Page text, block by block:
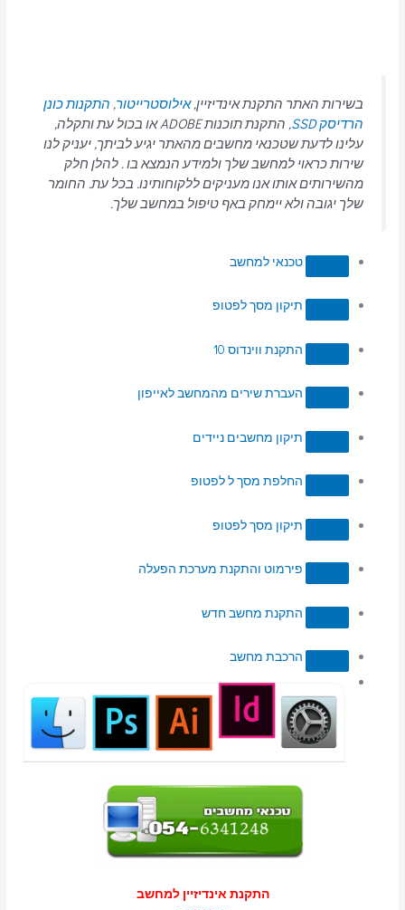
בשירות האתר התקנת אינדיזיין,אילוסטרייטור, התקנות כונן
הרדיסק SSD
, התקנת תוכנות ADOBE או בכול עת ותקלה,
עלינו לדעת שטכנאי מחשבים מהאתר יגיע לביתך, יעניק לנו
שירות כראוי למחשב שלך ולמידע הנמצא בו . להלן חלק
מהשירותים אותו אנו מעניקים ללקוחותינו. בכל עת. החומר
שלך יגובה ולא יימחק באף טיפול במחשב שלך.
טכנאי למחשב
תיקון מסך לפטופ
התקנת ווינדוס 10
העברת שירים מהמחשב לאייפון
תיקון מחשבים ניידים
החלפת מסך ל לפטופ
תיקון מסך לפטופ
פירמוט והתקנת מערכת הפעלה
התקנת מחשב חדש
הרכבת מחשב
התקנת אינדיזיין למחשב